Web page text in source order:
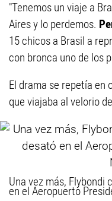
"Tenemos un viaje a
Aires y lo perdemos.
15 chicos a Brasil a
con bronca uno de los
El drama se repetía en
que viajaba al velorio
Una vez más, Flybondi
en el Aeropuerto